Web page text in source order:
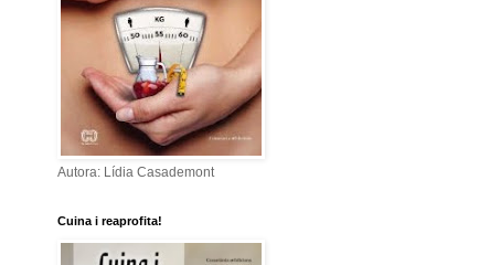
Autora: Lídia Casademont
Cuina i reaprofita!